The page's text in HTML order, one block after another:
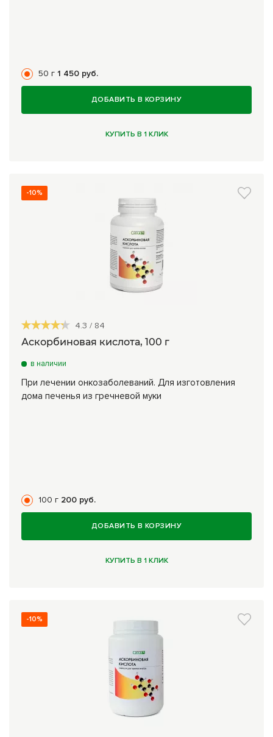
50 г 1 450 руб.
ДОБАВИТЬ В КОРЗИНУ
КУПИТЬ В 1 КЛИК
-10%
4.3 / 84
Аскорбиновая кислота, 100 г
в наличии
При лечении онкозаболеваний. Для изготовления
дома печенья из гречневой муки
100 г 200 руб.
ДОБАВИТЬ В КОРЗИНУ
КУПИТЬ В 1 КЛИК
-10%